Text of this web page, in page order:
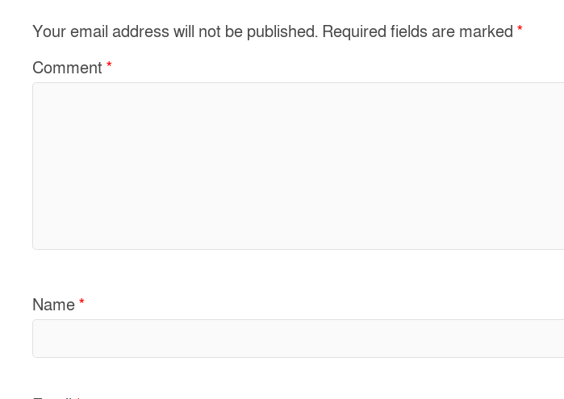
o
o
k
Your email address will not be published. Required fields are marked*
Comment*
Name*